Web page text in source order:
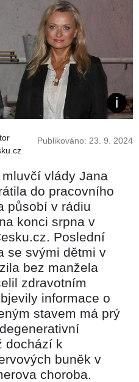
Publikováno: 23. 9. 2024
vlády Jana
do pracovního
působí v rádiu
konci srpna v
Poslední
se svými dětmi v
bez manžela
zdravotním
informace o
stavem má prý
dochází k
buněk v
choroba.